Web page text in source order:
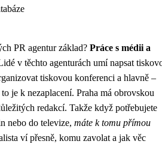
PR agentur základ? Práce s médii a
v těchto agenturách umí napsat
tiskovou konferenci a hlavně –
je k nezaplacení. Praha má obrovskou
redakcí. Takže když potřebujete
nebo do televize, máte k tomu přímou
ví přesně, komu zavolat a jak věc